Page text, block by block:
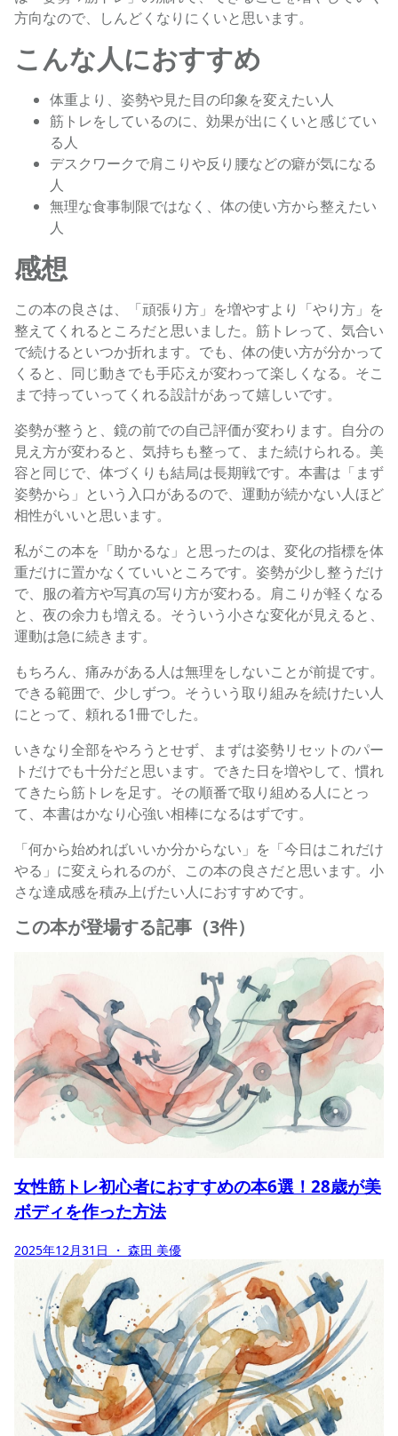
方向なので、しんどくなりにくいと思います。
こんな人におすすめ
体重より、姿勢や見た目の印象を変えたい人
筋トレをしているのに、効果が出にくいと感じてい
る人
デスクワークで肩こりや反り腰などの癖が気になる
人
無理な食事制限ではなく、体の使い方から整えたい
人
感想
この本の良さは、「頑張り方」を増やすより「やり方」を
整えてくれるところだと思いました。筋トレって、気合い
で続けるといつか折れます。でも、体の使い方が分かって
くると、同じ動きでも手応えが変わって楽しくなる。そこ
まで持っていってくれる設計があって嬉しいです。
姿勢が整うと、鏡の前での自己評価が変わります。自分の
見え方が変わると、気持ちも整って、また続けられる。美
容と同じで、体づくりも結局は長期戦です。本書は「まず
姿勢から」という入口があるので、運動が続かない人ほど
相性がいいと思います。
私がこの本を「助かるな」と思ったのは、変化の指標を体
重だけに置かなくていいところです。姿勢が少し整うだけ
で、服の着方や写真の写り方が変わる。肩こりが軽くなる
と、夜の余力も増える。そういう小さな変化が見えると、
運動は急に続きます。
もちろん、痛みがある人は無理をしないことが前提です。
できる範囲で、少しずつ。そういう取り組みを続けたい人
にとって、頼れる1冊でした。
いきなり全部をやろうとせず、まずは姿勢リセットのパー
トだけでも十分だと思います。できた日を増やして、慣れ
てきたら筋トレを足す。その順番で取り組める人にとっ
て、本書はかなり心強い相棒になるはずです。
「何から始めればいいか分からない」を「今日はこれだけ
やる」に変えられるのが、この本の良さだと思います。小
さな達成感を積み上げたい人におすすめです。
この本が登場する記事（3件）
女性筋トレ初心者におすすめの本6選！28歳が美
ボディを作った方法
2025年12月31日 ・ 森田 美優